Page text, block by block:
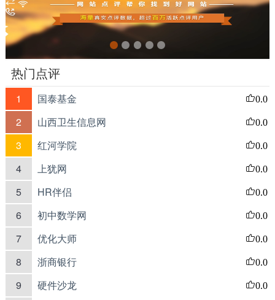
热门点评
1 国泰基金 0.0
2 山西卫生信息网 0.0
3 红河学院 0.0
4 上犹网 0.0
5 HR伴侣 0.0
6 初中数学网 0.0
7 优化大师 0.0
8 浙商银行 0.0
9 硬件沙龙 0.0